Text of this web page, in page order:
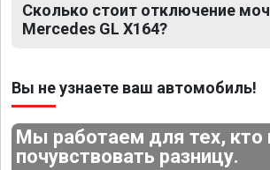
Сколько стоит отключение
Mercedes GL X164?
Вы не узнаете ваш автомобиль!
Мы работаем для тех,
почувствовать разницу.